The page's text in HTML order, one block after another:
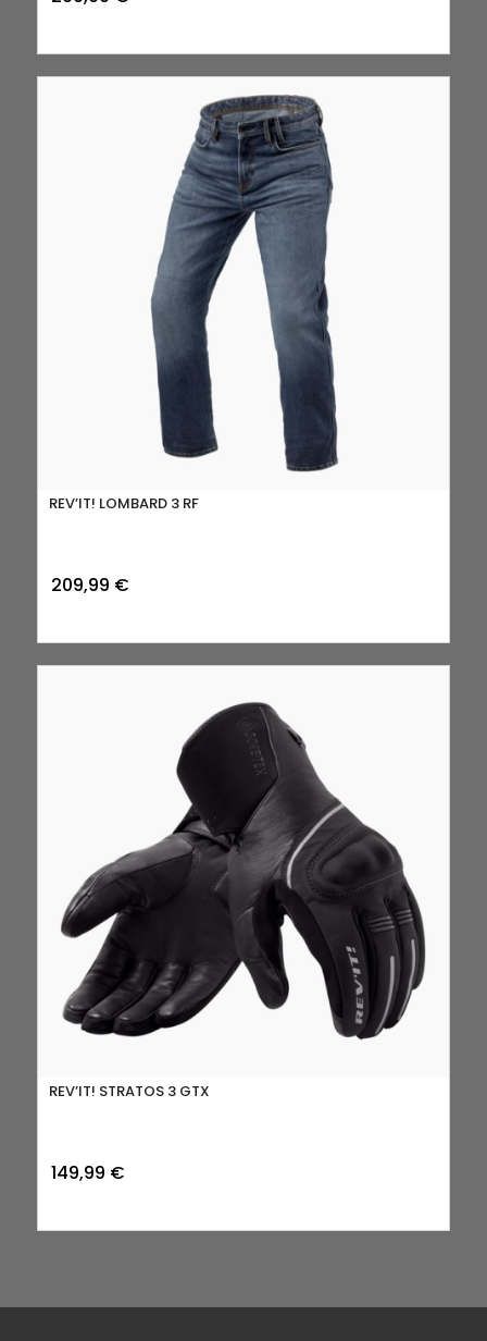
REV’IT! LOMBARD 3 RF
209,99 €
REV’IT! STRATOS 3 GTX
149,99 €